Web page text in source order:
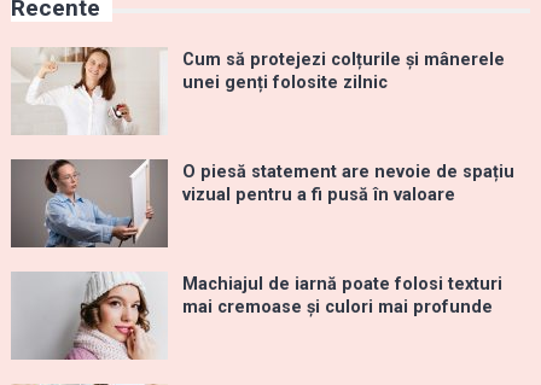
Recente
Cum să protejezi colțurile și mânerele
unei genți folosite zilnic
O piesă statement are nevoie de spațiu
vizual pentru a fi pusă în valoare
Machiajul de iarnă poate folosi texturi
mai cremoase și culori mai profunde